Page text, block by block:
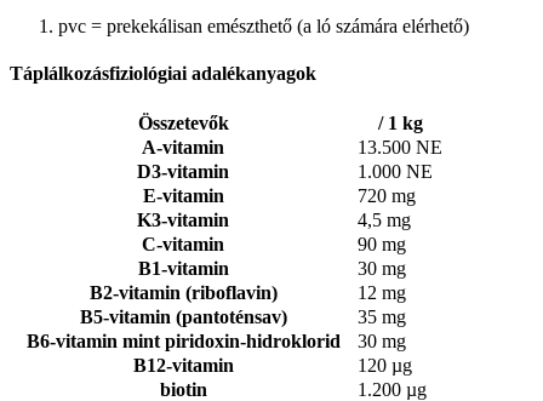
pvc = prekekálisan emészthető (a ló számára elérhető)
Táplálkozásfiziológiai adalékanyagok
Összetevők
/ 1 kg
A-vitamin
13.500 NE
D3-vitamin
1.000 NE
E-vitamin
720 mg
K3-vitamin
4,5 mg
C-vitamin
90 mg
B1-vitamin
30 mg
B2-vitamin (riboflavin)
12 mg
B5-vitamin (pantoténsav)
35 mg
B6-vitamin mint piridoxin-hidroklorid
30 mg
B12-vitamin
120 µg
biotin
1.200 µg